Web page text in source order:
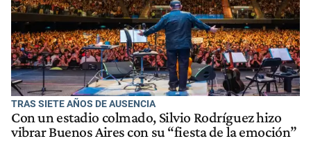
TRAS SIETE AÑOS DE AUSENCIA
Con un estadio colmado, Silvio Rodríguez hizo
vibrar Buenos Aires con su “fiesta de la emoción”